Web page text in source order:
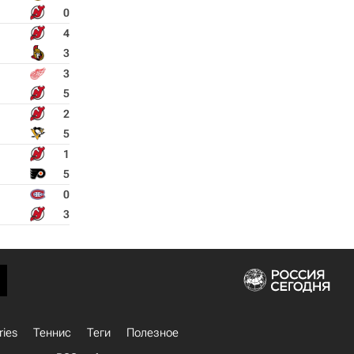
0
4
3
3
5
2
5
1
5
0
3
Теннис Теги
Полезное